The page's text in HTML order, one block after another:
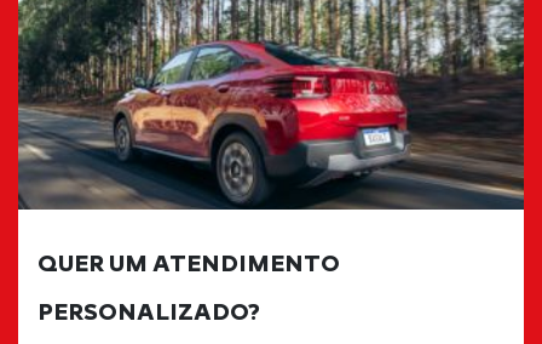
QUER UM ATENDIMENTO
PERSONALIZADO?